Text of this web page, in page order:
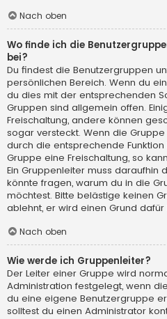
Nach oben
Wo finde ich die
bei?
Du findest die Benutzergruppen
persönlichen Bereich. Wenn du
du dies mit der entsprechenden
Gruppen sind allgemein offen.
Freischaltung, andere können
sogar versteckt. Wenn die
durch die entsprechende
Gruppe eine Freischaltung, so
Ein Gruppenleiter muss daraufhin
könnte fragen, warum du in die
möchtest. Bitte belästige keinen
ablehnt, er wird einen Grund dafür
Nach oben
Wie werde ich Gruppenleiter?
Der Leiter einer Gruppe wird
Administration festgelegt, wenn
du eine eigene Benutzergruppe
solltest du einen Administrator